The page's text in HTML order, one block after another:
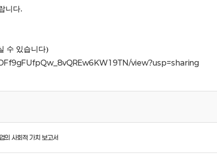
니다.
수 있습니다)
view?usp=sharing
사회적 가치 보고서